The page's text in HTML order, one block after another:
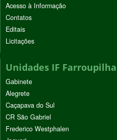
Acesso à Informação
Contatos
Editais
Licitações
Unidades IF Farroupilha
Gabinete
Alegrete
Caçapava do Sul
CR São Gabriel
Frederico Westphalen